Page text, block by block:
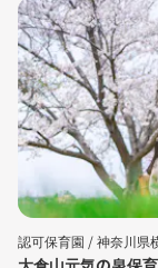
認可保育園 /神奈川県